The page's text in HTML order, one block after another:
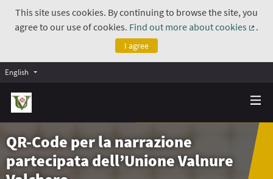
This site uses cookies. By continuing to browse the site, you
agree to our use of cookies. Find out more about cookies
.
I agree
English
QR-Code per la narrazione
partecipata dell’Unione Valnure